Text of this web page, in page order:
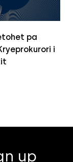
pa
i
up